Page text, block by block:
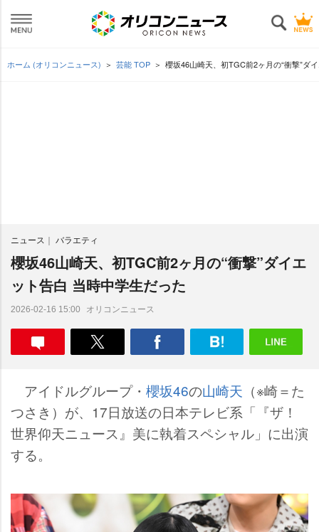
ホーム (オリコンニュース) 芸能 TOP 櫻坂46山崎天、初TGC前2ヶ月の“衝撃”ダ
ニュース バラエティ
櫻坂46山崎天、初TGC前2ヶ月の“衝撃”ダイエ
ット告白 当時中学生だった
2026-02-16 15:00 オリコンニュース
アイドルグループ・ 櫻坂46の山崎天 （※崎＝た
つさき）が、17日放送の日本テレビ系「『ザ！
世界仰天ニュース』美に執着スペシャル」に出演
する。